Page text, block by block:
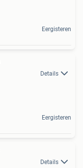
Eergisteren
Details
Eergisteren
Details